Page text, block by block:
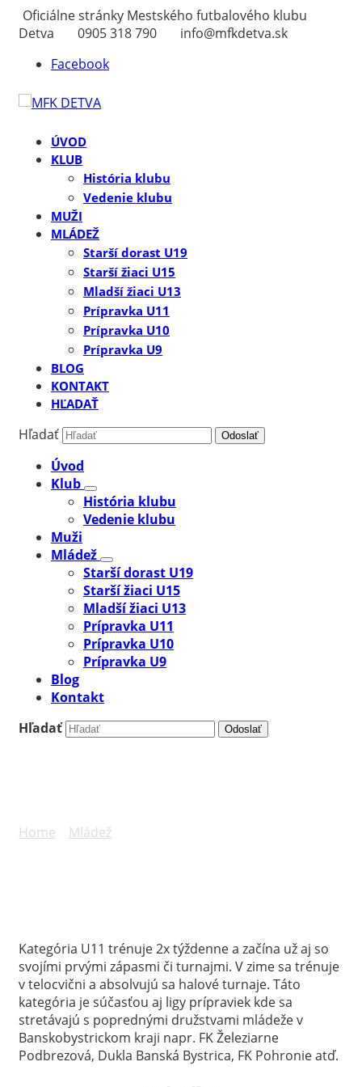
Oficiálne stránky Mestského futbalového klubu
Detva
0905 318 790
info@mfkdetva.sk
Facebook
ÚVOD
KLUB
História klubu
Vedenie klubu
MUŽI
MLÁDEŽ
Starší dorast U19
Starší žiaci U15
Mladší žiaci U13
Prípravka U11
Prípravka U10
Prípravka U9
BLOG
KONTAKT
HĽADAŤ
Hľadať Odoslať
Úvod
Klub
História klubu
Vedenie klubu
Muži
Mládež
Starší dorast U19
Starší žiaci U15
Mladší žiaci U13
Prípravka U11
Prípravka U10
Prípravka U9
Blog
Kontakt
Hľadať
Odoslať
Home Mládež
Kategória U11 trénuje 2x týždenne a začína už aj so
svojími prvými zápasmi či turnajmi. V zime sa trénuje
v telocvični a absolvujú sa halové turnaje. Táto
kategória je súčasťou aj ligy prípraviek kde sa
stretávajú s poprednými družstvami mládeže v
Banskobystrickom kraji napr. FK Železiarne
Podbrezová, Dukla Banská Bystrica, FK Pohronie atď.